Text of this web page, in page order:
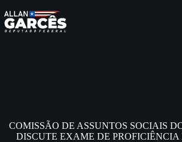
COMISSÃO DE ASSUNTOS SOCIAIS
DISCUTE EXAME DE PROFICIÊNCIA